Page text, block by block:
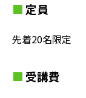
定員
先着20名限定
受講費